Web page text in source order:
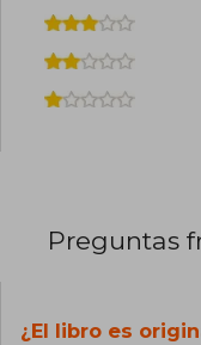
Preguntas
¿El libro es